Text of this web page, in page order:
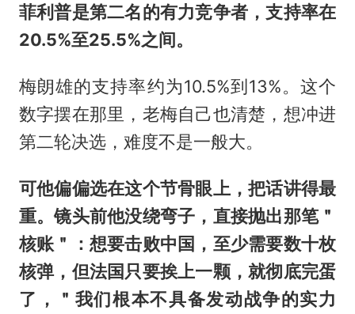
菲利普是第二名的有力竞争者，支持率在
20.5%至25.5%之间。
梅朗雄的支持率约为10.5%到13%。这个
数字摆在那里，老梅自己也清楚，想冲进
第二轮决选，难度不是一般大。
可他偏偏选在这个节骨眼上，把话讲得最
重。镜头前他没绕弯子，直接抛出那笔＂
核账＂：想要击败中国，至少需要数十枚
核弹，但法国只要挨上一颗，就彻底完蛋
了，＂我们根本不具备发动战争的实力